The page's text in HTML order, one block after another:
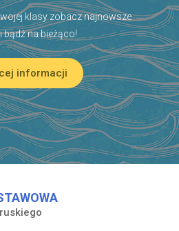
klasy zobacz najnowsze
bądź na bieżąco!
informacji